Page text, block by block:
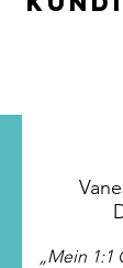
„Mein 1:1